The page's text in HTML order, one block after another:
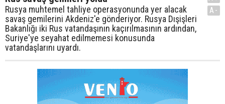
Rusya muhtemel tahliye operasyonunda yer alacak
savaş gemilerini Akdeniz'e gönderiyor. Rusya Dışişleri
Bakanlığı iki Rus vatandaşının kaçırılmasının ardından,
Suriye'ye seyahat edilmemesi konusunda
vatandaşlarını uyardı.
A-